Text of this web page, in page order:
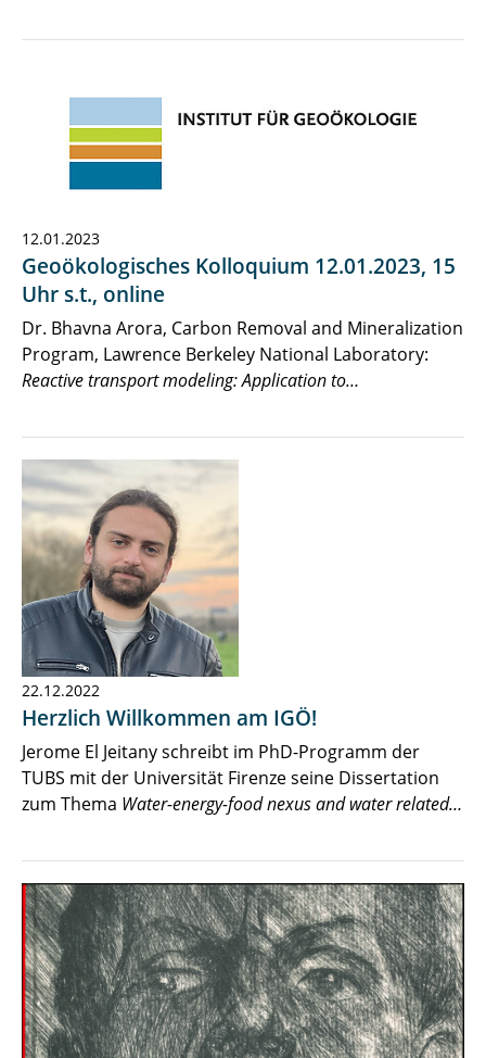
12.01.2023
Geoökologisches Kolloquium 12.01.2023, 15
Uhr s.t., online
Dr. Bhavna Arora, Carbon Removal and Mineralization
Program, Lawrence Berkeley National Laboratory:
Reactive transport modeling: Application to…
22.12.2022
Herzlich Willkommen am IGÖ!
Jerome El Jeitany schreibt im PhD-Programm der
TUBS mit der Universität Firenze seine Dissertation
zum Thema Water-energy-food nexus and water related…